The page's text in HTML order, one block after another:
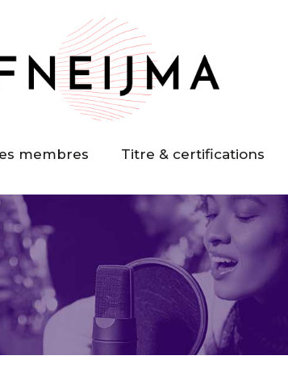
membres Titre & certifications